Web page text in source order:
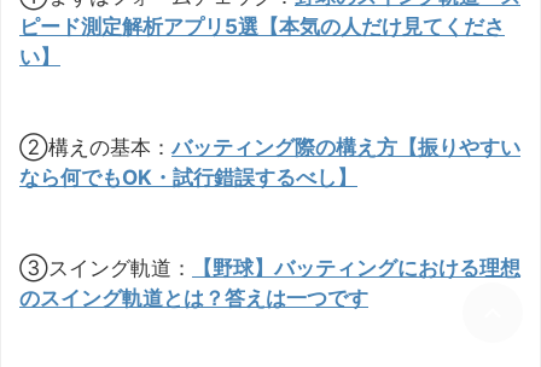
ピード測定解析アプリ5選【本気の人だけ見てくださ
い】
②構えの基本：バッティング際の構え方【振りやすい
なら何でもOK・試行錯誤するべし】
③スイング軌道：
【野球】バッティングにおける理想
のスイング軌道とは？答えは一つです